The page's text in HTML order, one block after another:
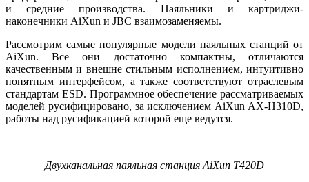
и средние производства. Паяльники и картриджи-
наконечники AiXun и JBC взаимозаменяемы.
Рассмотрим самые популярные модели паяльных станций от
AiXun. Все они достаточно компактны, отличаются
качественным и внешне стильным исполнением, интуитивно
понятным интерфейсом, а также соответствуют отраслевым
стандартам ESD. Программное обеспечение рассматриваемых
моделей русифицировано, за исключением AiXun AX-H310D,
работы над русификацией которой еще ведутся.
Двухканальная паяльная станция AiXun T420D